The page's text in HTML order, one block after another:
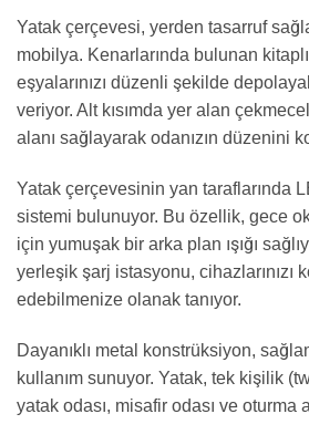
Yatak çerçevesi, yerden tasarruf
mobilya. Kenarlarında bulunan
eşyalarınızı düzenli şekilde
veriyor. Alt kısımda yer alan
alanı sağlayarak odanızın düzenini
Yatak çerçevesinin yan taraflarında
sistemi bulunuyor. Bu özellik, gece
için yumuşak bir arka plan ışığı
yerleşik şarj istasyonu, cihazlarınızı
edebilmenize olanak tanıyor.
Dayanıklı metal konstrüksiyon,
kullanım sunuyor. Yatak, tek kişilik
yatak odası, misafir odası ve oturma